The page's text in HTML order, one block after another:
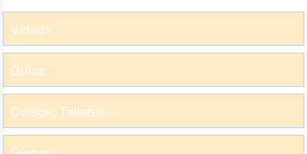
Vídeos
Guías
Cursos, Talleres...